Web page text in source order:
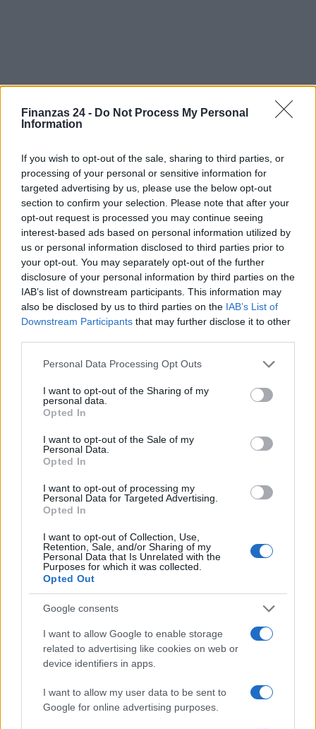
Finanzas 24 - Do Not Process My Personal
Information
If you wish to opt-out of the sale, sharing to third parties, or
processing of your personal or sensitive information for
targeted advertising by us, please use the below opt-out
section to confirm your selection. Please note that after your
opt-out request is processed you may continue seeing
interest-based ads based on personal information utilized by
us or personal information disclosed to third parties prior to
your opt-out. You may separately opt-out of the further
disclosure of your personal information by third parties on the
IAB’s list of downstream participants. This information may
also be disclosed by us to third parties on the IAB’s List of
Downstream Participants that may further disclose it to other
Please note that this website/app uses one or more Google
not limited to your visit or usage behaviour. You may click to
grant or deny consent to Google and its third-party tags to
use your data for below specified purposes in below Google
consent section.
Personal Data Processing Opt Outs
I want to opt-out of the Sharing of my
personal data.
Opted In
I want to opt-out of the Sale of my
Personal Data.
Opted In
I want to opt-out of processing my
Personal Data for Targeted Advertising.
Opted In
I want to opt-out of Collection, Use,
Retention, Sale, and/or Sharing of my
Personal Data that Is Unrelated with the
Purposes for which it was collected.
Opted Out
Google consents
I want to allow Google to enable storage
related to advertising like cookies on web or
device identifiers in apps.
I want to allow my user data to be sent to
Google for online advertising purposes.
Sigue leyendo
CRIPTOMONEDAS
El Papel Clave de Jorge Messi en la Carrera y Negocios de
Lucía Herrera · 9 Ago 2026